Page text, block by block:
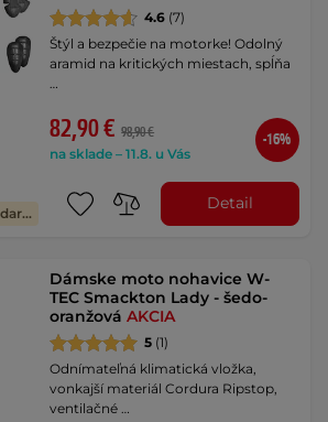
Výmena veľkosti zadarmo
4.6 (7)
Štýl a bezpečie na motorke! Odolný
aramid na kritických miestach, spĺňa
…
82,90 € 98,90 €
na sklade – 11.8. u Vás
-16%
Detail
Dámske moto nohavice W-
TEC Smackton Lady - šedo-
oranžováAKCIA
5 (1)
Odnímateľná klimatická vložka,
vonkajší materiál Cordura Ripstop,
ventilačné …